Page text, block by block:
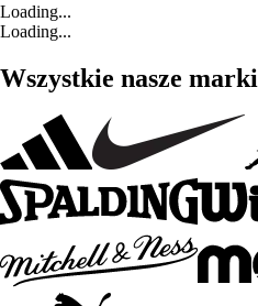
Loading...
Loading...
Wszystkie nasze marki